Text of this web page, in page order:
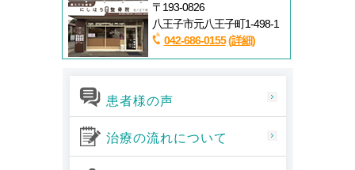
〒193-0826
八王子市元八王子町1-498-1
042-686-0155 (詳細)
患者様の声
治療の流れについて